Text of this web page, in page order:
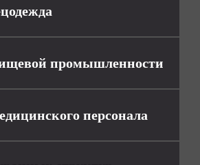
промышленности
персонала